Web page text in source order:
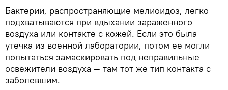
Бактерии, распространяющие мелиоидоз, легко
подхватываются при вдыхании зараженного
воздуха или контакте с кожей. Если это была
утечка из военной лаборатории, потом ее могли
попытаться замаскировать под неправильные
освежители воздуха — там тот же тип контакта с
заболевшим.